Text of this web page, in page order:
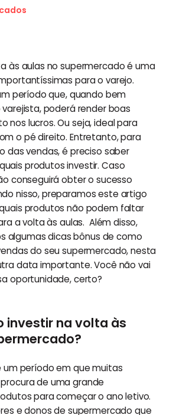
às aulas no supermercado é uma
para o varejo.
período que, quando bem
poderá render boas
nos lucros. Ou seja, ideal para
o pé direito. Entretanto, para
das vendas, é preciso saber
produtos investir. Caso
conseguirá obter o sucesso
nisso, preparamos este artigo
produtos não podem faltar
a volta às aulas. Além disso,
algumas dicas bônus de como
do seu supermercado, nesta
data importante. Você não vai
oportunidade, certo?
investir na volta às
um período em que muitas
de uma grande
para começar o ano letivo.
e donos de supermercado que